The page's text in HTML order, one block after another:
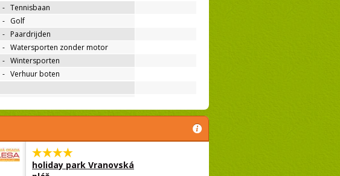
- Tennisbaan
- Golf
- Paardrijden
- Watersporten zonder motor
- Wintersporten
- Verhuur boten
holiday park Vranovská